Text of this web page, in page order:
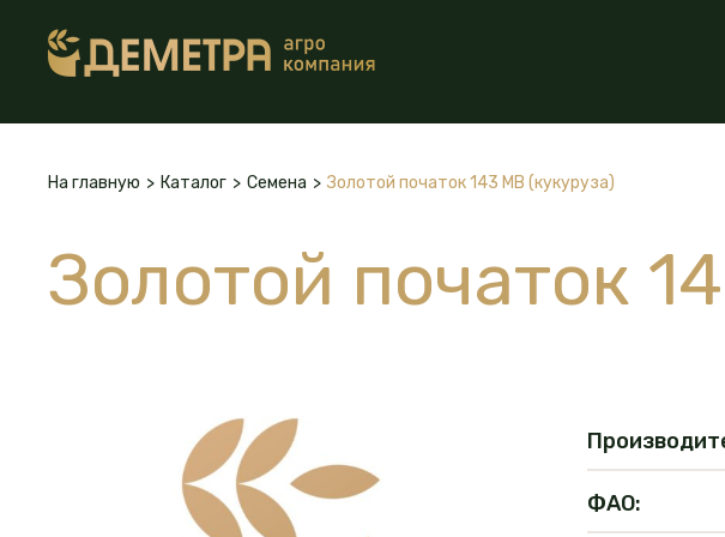
На главную > Каталог > Семена > Золотой початок 143 МВ (кукуруза)
Золотой початок
ФАО: